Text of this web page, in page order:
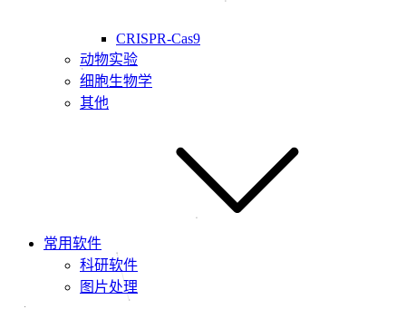
CRISPR-Cas9
动物实验
细胞生物学
其他
常用软件
科研软件
图片处理